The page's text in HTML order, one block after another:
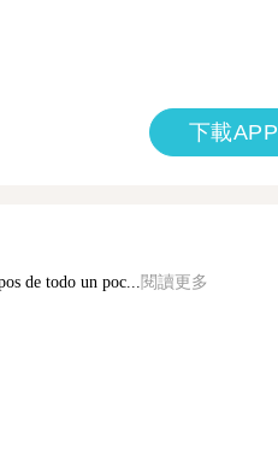
下載APP
de todo un poc... 閱讀更多